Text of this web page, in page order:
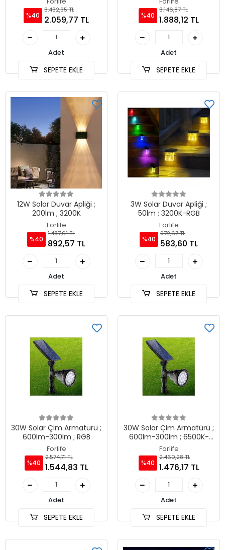
%40
3.432,95 TL
2.059,77 TL
Adet
SEPETE EKLE
%40
3.146,87 TL
1.888,12 TL
Adet
SEPETE EKLE
12W Solar Duvar Apliği ;
200lm ; 3200K
Forlife
%40
1.487,61 TL
892,57 TL
Adet
SEPETE EKLE
3W Solar Duvar Apliği ;
50lm ; 3200K-RGB
Forlife
%40
972,67 TL
583,60 TL
Adet
SEPETE EKLE
30W Solar Çim Armatürü ;
600lm-300lm ; RGB
Forlife
%40
2.574,71 TL
1.544,83 TL
Adet
SEPETE EKLE
30W Solar Çim Armatürü ;
600lm-300lm ; 6500K-
3200K-Yeşil-Amber
Forlife
%40
2.460,28 TL
1.476,17 TL
Adet
SEPETE EKLE